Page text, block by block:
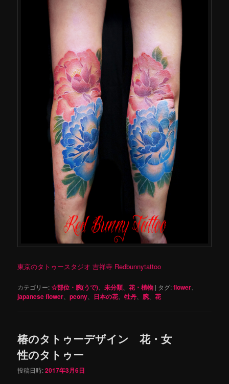
東京のタトゥースタジオ 吉祥寺 Redbunnytattoo
カテゴリー:☆部位・腕(うで) 、未分類 、花・植物 | タグ:flower
japanese flower 、peony 日本の花、牡丹 腕 、花
椿のタトゥーデザイン 花・女
性のタトゥー
投稿日時:2017年3月6日